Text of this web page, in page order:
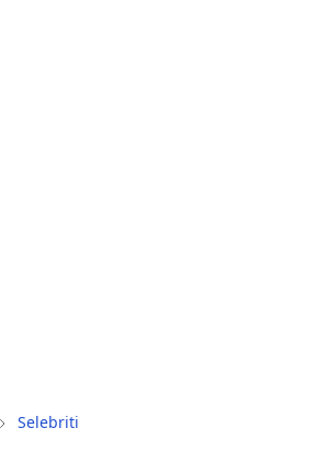
Selebriti